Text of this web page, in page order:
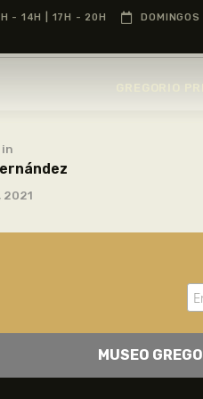
- 14H | 17H - 20H
in
2021
MUSEO